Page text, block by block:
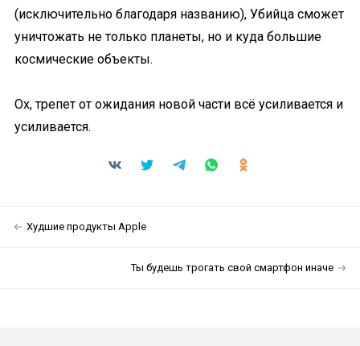
(исключительно благодаря названию), Убийца сможет
уничтожать не только планеты, но и куда большие
космические объекты.
Ох, трепет от ожидания новой части всё усиливается и
усиливается.
Худшие продукты Apple
Ты будешь трогать свой смартфон иначе